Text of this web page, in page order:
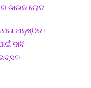
ଡାଉନ ଲୋଡ
ଅନୁଷ୍ଠିତ !
ଦାବି